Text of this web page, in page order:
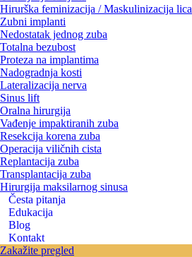
Hirurška feminizacija / Maskulinizacija lica
Zubni implanti
Nedostatak jednog zuba
Totalna bezubost
Proteza na implantima
Nadogradnja kosti
Lateralizacija nerva
Sinus lift
Oralna hirurgija
Vađenje impaktiranih zuba
Resekcija korena zuba
Operacija viličnih cista
Replantacija zuba
Transplantacija zuba
Hirurgija maksilarnog sinusa
Česta pitanja
Edukacija
Blog
Kontakt
Zakažite pregled